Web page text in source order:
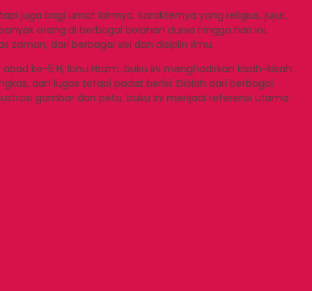
juga bagi umat lainnya. Karakternya yang religius, jujur,
orang di berbagai belahan dunia hingga hari ini.
zaman, dari berbagai sisi dan disiplin ilmu.
ke-5 H, Ibnu Hazm, buku ini menghadirkan kisah-kisah,
dan lugas tetapi padat berisi. Diolah dari berbagai
gambar dan peta, buku ini menjadi referensi utama